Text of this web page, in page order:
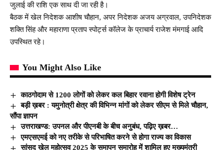
जुलाई की राशि एक साथ दी जा रही है।
बैठक में खेल निदेशक आशीष चौहान, अपर निदेशक अजय अग्रवाल, उपनिदेशक
शक्ति सिंह और महाराणा प्रताप स्पोर्ट्स कॉलेज के प्राचार्य राजेश मंमगाई आदि
उपस्थित रहे।
You Might Also Like
काठगोदाम से 1200 लोगों को लेकर कल बिहार रवाना होगी विशेष ट्रेन
बड़ी ख़बर : यमुनोत्री क्षेत्र की विभिन्न मांगों को लेकर सीएम से मिले चौहान,
सौंपा ज्ञापन
उत्तराखण्ड: उपनल और पीएनबी के बीच अनुबंध, पढ़िए ख़बर…
एमएसएमई को नए तरीके से परिभाषित करने से होगा राज्य का विकास
सांसद खेल महोत्सव 2025 के समापन समारोह में शामिल हुए मुख्यमंत्री